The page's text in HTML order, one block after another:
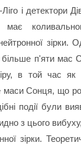
і детектори
має
зірки.
п'яти мас
в той час як
Сонця, що
події були
з цього
зірки.